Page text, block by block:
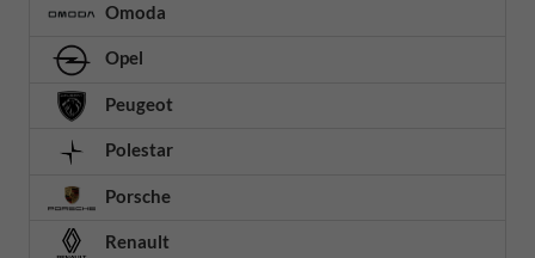
Omoda
Opel
Peugeot
Polestar
Porsche
Renault